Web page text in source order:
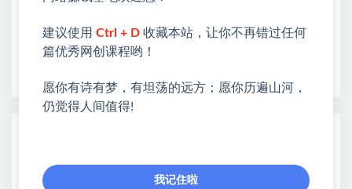
开启网络之门，广受好评！
❤如果您也依存于互联网，欢迎加入本站会员，将尽
AI Agent智能体全阶实战课，从原理到实
操，手把手搭建可自动运行的AI Agent
建议使用 Ctrl + D 收藏本站，让你不再错过任何
篇优秀网创课程哟！
愿你有诗有梦，有坦荡的远方；愿你历遍山河，
仍觉得人间值得!
我记住啦